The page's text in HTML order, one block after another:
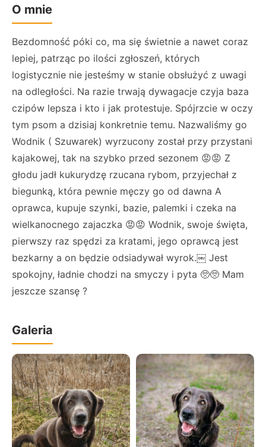
O mnie
Bezdomność póki co, ma się świetnie a nawet coraz
lepiej, patrząc po ilości zgłoszeń, których
logistycznie nie jesteśmy w stanie obsłużyć z uwagi
na odległości. Na razie trwają dywagacje czyja baza
czipów lepsza i kto i jak protestuje. Spójrzcie w oczy
tym psom a dzisiaj konkretnie temu. Nazwaliśmy go
Wodnik ( Szuwarek) wyrzucony został przy przystani
kajakowej, tak na szybko przed sezonem 😡😡 Z
głodu jadł kukurydzę rzucana rybom, przyjechał z
biegunką, która pewnie męczy go od dawna A
oprawca, kupuje szynki, bazie, palemki i czeka na
wielkanocnego zajaczka 😡😡 Wodnik, swoje święta,
pierwszy raz spędzi za kratami, jego oprawcą jest
bezkarny a on będzie odsiadywał wyrok.￼ Jest
spokojny, ładnie chodzi na smyczy i pyta 🥺🥺 Mam
jeszcze szansę ?
Galeria